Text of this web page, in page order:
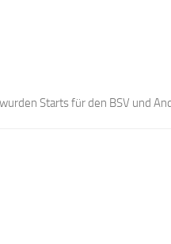
Starts für den BSV und